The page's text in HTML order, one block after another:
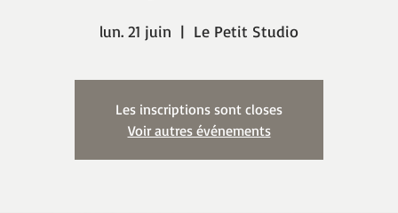
lun. 21 juin
  |
Le Petit Studio
Les inscriptions sont closes
Voir autres événements